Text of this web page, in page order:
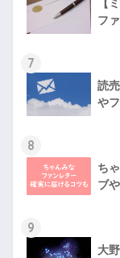
【
フ
7
読
や
8
ち
ブ
9
大